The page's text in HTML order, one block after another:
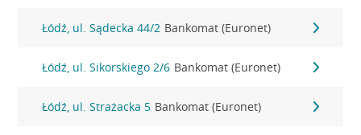
Łódź, ul. Sądecka 44/2 Bankomat (Euronet)
Łódź, ul. Sikorskiego 2/6 Bankomat (Euronet)
Łódź, ul. Strażacka 5 Bankomat (Euronet)